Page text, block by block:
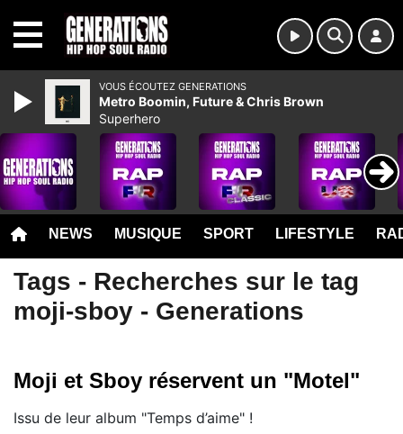
NEWS MUSIQUE SPORT LIFESTYLE
Tags - Recherches sur le tag
moji-sboy - Generations
Moji et Sboy réservent un "Motel"
Issu de leur album "Temps d’aime" !
VOUS ÉCOUTEZ GENERATIONS
Metro Boomin, Future & Chris Brown
Superhero